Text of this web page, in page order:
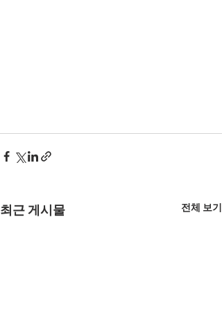
최근 게시물 전체 보기